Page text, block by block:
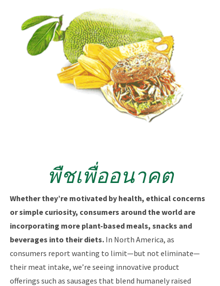
พืชเพื่ออนาคต
Whether they’re motivated by health, ethical concerns
or simple curiosity, consumers around the world are
incorporating more plant-based meals, snacks and
beverages into their diets. In North America, as
consumers report wanting to limit—but not eliminate—
their meat intake, we’re seeing innovative product
offerings such as sausages that blend humanely raised